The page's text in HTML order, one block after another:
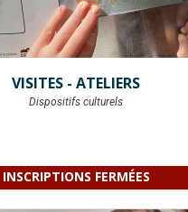
INSCRIPTIONS FERMÉES
VISITES - ATELIERS
Dispositifs culturels